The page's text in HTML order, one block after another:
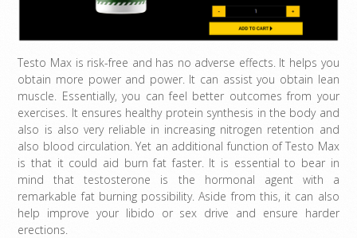
Testo Max is risk-free and has no adverse effects. It helps you
obtain more power and power. It can assist you obtain lean
muscle. Essentially, you can feel better outcomes from your
exercises. It ensures healthy protein synthesis in the body and
also is also very reliable in increasing nitrogen retention and
also blood circulation. Yet an additional function of Testo Max
is that it could aid burn fat faster. It is essential to bear in
mind that testosterone is the hormonal agent with a
remarkable fat burning possibility. Aside from this, it can also
help improve your libido or sex drive and ensure harder
erections.